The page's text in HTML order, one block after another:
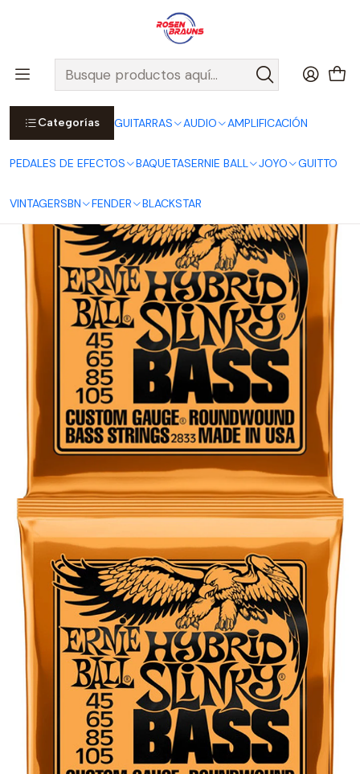
Categorías GUITARRAS AUDIO AMPLIFICACIÓN
PEDALES DE EFECTOS BAQUETASERNIE BALL JOYO GUITTO
VINTAGERSBN FENDER BLACKSTAR
Por compras sobre $25.000 en Santiago urbano, Colina o
Padre Hurtado, incluimos el despacho!
Ver Detalles
Inicio ERNIE BALL CUERDAS ERNIE BALL
Cuerdas Bajo ERNIE BALL
Cuerdas para Bajo Eléctrico Hybrid Slinky 45-105 P02833